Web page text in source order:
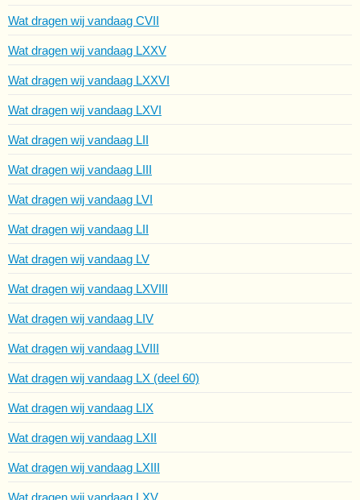
Wat dragen wij vandaag CVII
Wat dragen wij vandaag LXXV
Wat dragen wij vandaag LXXVI
Wat dragen wij vandaag LXVI
Wat dragen wij vandaag LII
Wat dragen wij vandaag LIII
Wat dragen wij vandaag LVI
Wat dragen wij vandaag LII
Wat dragen wij vandaag LV
Wat dragen wij vandaag LXVIII
Wat dragen wij vandaag LIV
Wat dragen wij vandaag LVIII
Wat dragen wij vandaag LX (deel 60)
Wat dragen wij vandaag LIX
Wat dragen wij vandaag LXII
Wat dragen wij vandaag LXIII
Wat dragen wij vandaag LXV